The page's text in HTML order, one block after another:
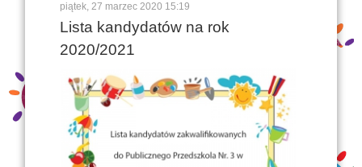
piątek, 27 marzec 2020 15:19
Lista kandydatów na rok
2020/2021